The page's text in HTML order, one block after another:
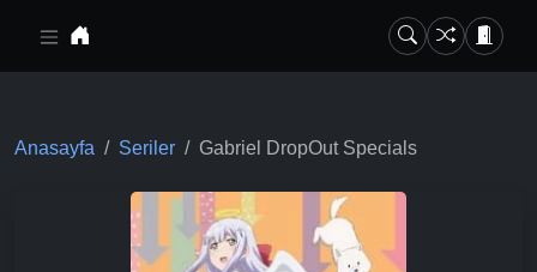
Anasayfa Seriler Gabriel DropOut Specials